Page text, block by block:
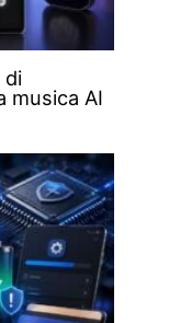
di
musica AI